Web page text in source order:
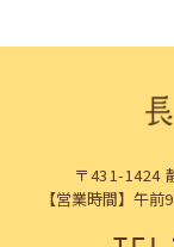
〒431-1424
【営業時間】午